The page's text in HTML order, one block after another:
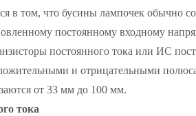
в том, что бусины лампочек обычно
постоянному входному
постоянного тока или ИС
и отрицательными
от 33 мм до 100 мм.
тока